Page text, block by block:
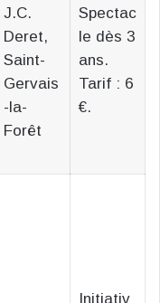
J.C.
Deret,
Saint-
Gervais
-la-
Forêt
Spectac
le dès 3
ans.
Tarif : 6
€.
Initiativ